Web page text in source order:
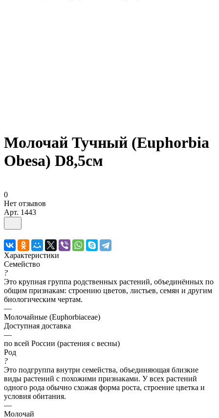
Молочай Тучный (Euphorbia
Obesa) D8,5см
0
Нет отзывов
Арт. 1443
Характеристики
Семейство
?
Это крупная группа родственных растений, объединённых по
общим признакам: строению цветов, листьев, семян и другим
биологическим чертам.
—
Молочайные (Euphorbiaceae)
Доступная доставка
—
по всей России (растения с весны)
Род
?
Это подгруппа внутри семейства, объединяющая близкие
виды растений с похожими признаками. У всех растений
одного рода обычно схожая форма роста, строение цветка и
условия обитания.
—
Молочай